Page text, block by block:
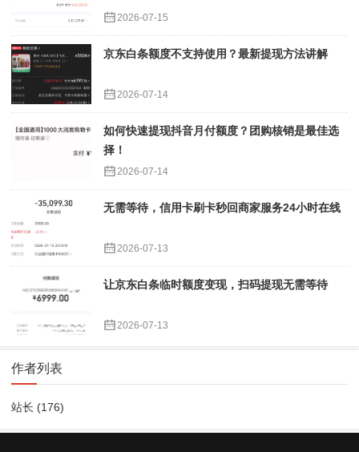
2026-07-15
京东白条额度不支持使用？最新提现方法讲解
2026-07-14
如何快速提现抖音月付额度？团购核销是最佳选
择！
2026-07-14
无需等待，信用卡刷卡秒回商家服务24小时在线
2026-07-13
让京东白条临时额度变现，扫码提现无需等待
2026-07-13
作者列表
站长 (176)